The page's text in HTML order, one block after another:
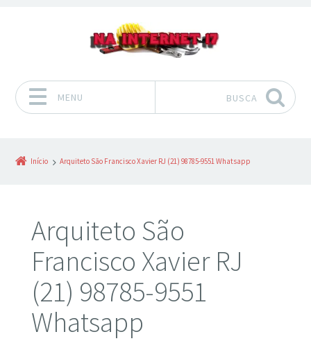
MENU BUSCA
Início Arquiteto São Francisco Xavier RJ (21) 98785-9551 Whatsapp
Arquiteto São
Francisco Xavier RJ
(21) 98785-9551
Whatsapp